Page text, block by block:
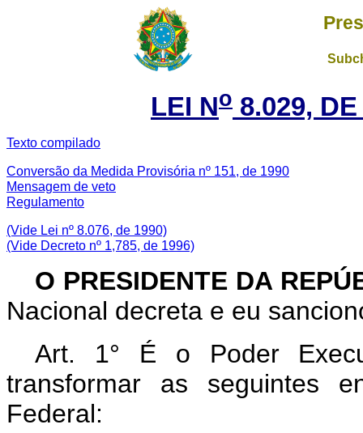
LEI No 8.029,
Texto compilado
Conversão da Medida Provisória nº 151, de 1990
Mensagem de veto
Regulamento
(Vide Lei nº 8.076, de 1990)
(Vide Decreto nº 1,785, de 1996)
O PRESIDENTE DA
Nacional decreta e eu
Art. 1° É o Poder
transformar as seguintes
Federal: